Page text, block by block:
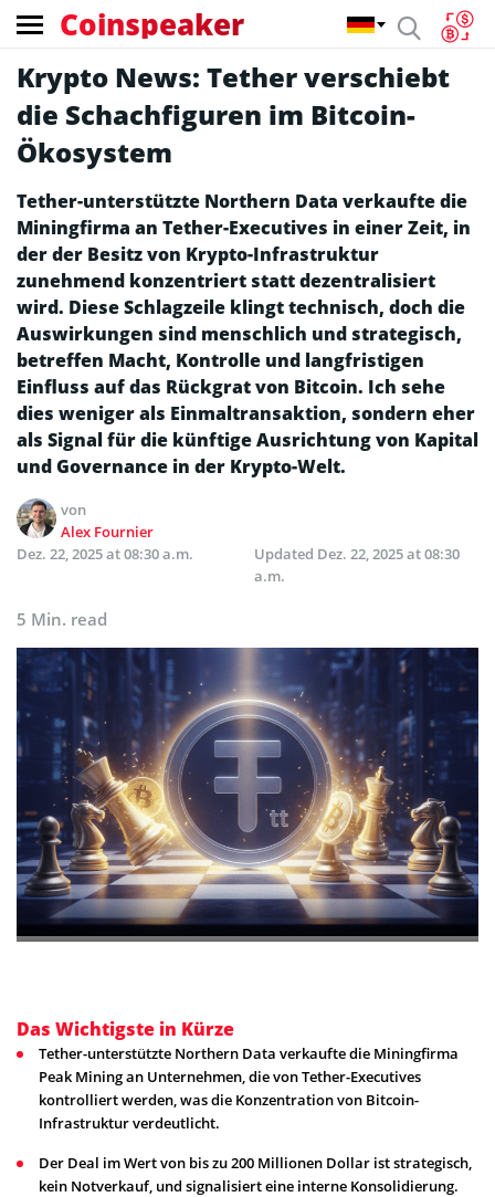
Coinspeaker
Krypto News: Tether verschiebt
die Schachfiguren im Bitcoin-
Ökosystem
Tether-unterstützte Northern Data verkaufte die
Miningfirma an Tether-Executives in einer Zeit, in
der der Besitz von Krypto-Infrastruktur
zunehmend konzentriert statt dezentralisiert
wird. Diese Schlagzeile klingt technisch, doch die
Auswirkungen sind menschlich und strategisch,
betreffen Macht, Kontrolle und langfristigen
Einfluss auf das Rückgrat von Bitcoin. Ich sehe
dies weniger als Einmaltransaktion, sondern eher
als Signal für die künftige Ausrichtung von Kapital
und Governance in der Krypto-Welt.
von
Alex Fournier
Dez. 22, 2025 at 08:30 a.m.
Updated Dez. 22, 2025 at 08:30
a.m.
5 Min. read
Das Wichtigste in Kürze
Tether-unterstützte Northern Data verkaufte die Miningfirma
Peak Mining an Unternehmen, die von Tether-Executives
kontrolliert werden, was die Konzentration von Bitcoin-
Infrastruktur verdeutlicht.
Der Deal im Wert von bis zu 200 Millionen Dollar ist strategisch,
kein Notverkauf, und signalisiert eine interne Konsolidierung.